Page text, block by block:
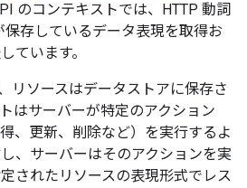
のコンテキストでは、HTTP 動詞
保存しているデータ表現を取得お
ています。
リソースはデータストアに保存さ
はサーバーが特定のアクション
、更新、削除など）を実行するよ
、サーバーはそのアクションを実
されたリソースの表現形式でレス